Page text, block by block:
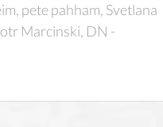
pete pahham, Svetlana
Marcinski, DN -